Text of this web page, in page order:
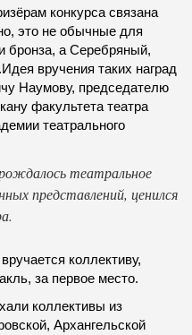
конкурса связана
это не обычные для
бронза, а Серебряный,
Идея вручения таких наград
Наумову, председателю
факультета театра
театрального
театральное
представлений, ценился
коллективу,
за первое место.
коллективы из
Архангельской